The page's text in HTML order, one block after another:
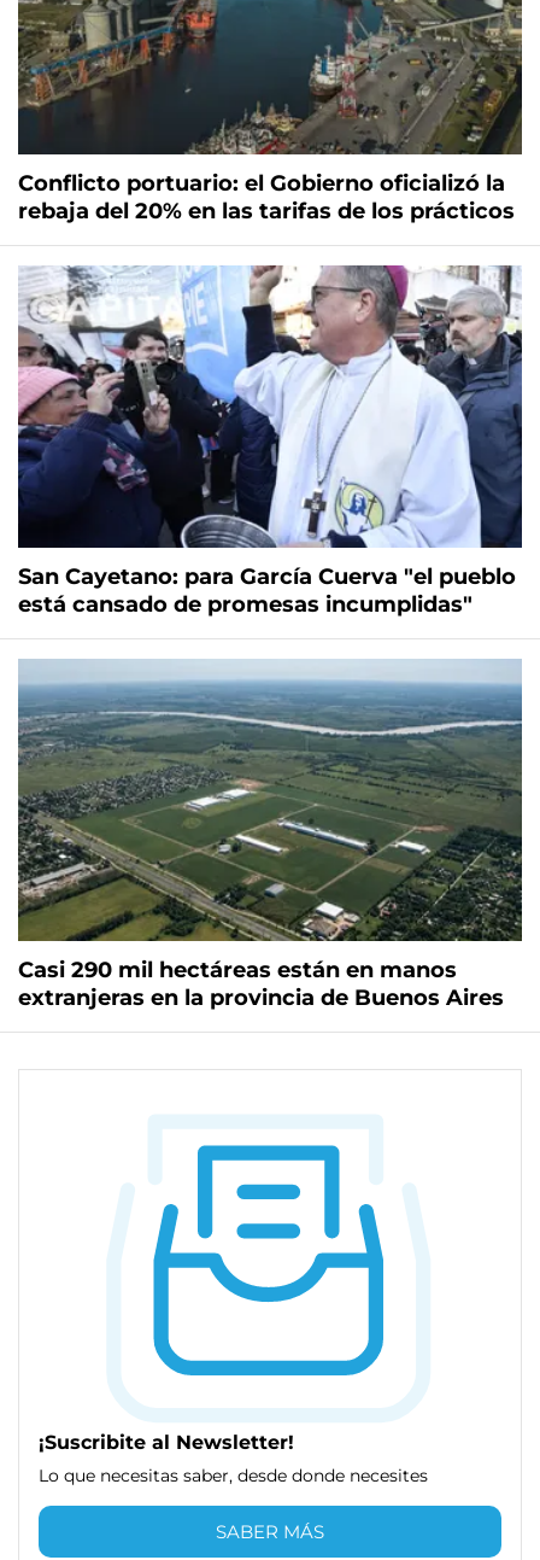
Conflicto portuario: el Gobierno oficializó la
rebaja del 20% en las tarifas de los prácticos
San Cayetano: para García Cuerva "el pueblo
está cansado de promesas incumplidas"
Casi 290 mil hectáreas están en manos
extranjeras en la provincia de Buenos Aires
¡Suscribite al Newsletter!
Lo que necesitas saber, desde donde necesites
SABER MÁS